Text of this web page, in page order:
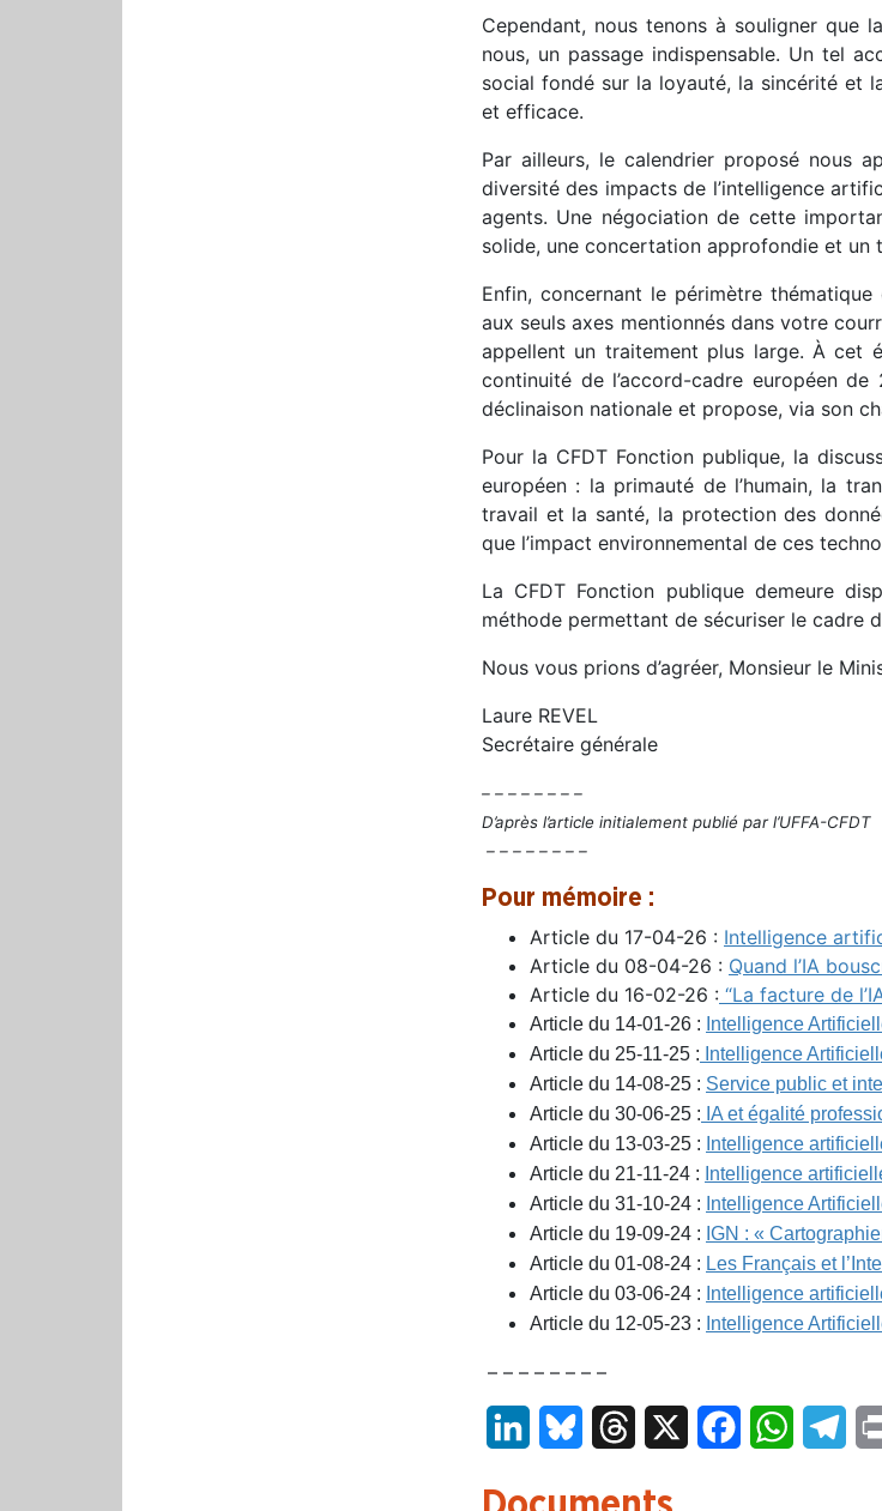
Cependant, nous tenons à souligner que
nous, un passage indispensable. Un tel
social fondé sur la loyauté, la sincérité et
et efficace.
Par ailleurs, le calendrier proposé nous
diversité des impacts de l’intelligence
agents. Une négociation de cette
solide, une concertation approfondie et un
Enfin, concernant le périmètre
aux seuls axes mentionnés dans votre
appellent un traitement plus large. À cet
continuité de l’accord-cadre européen
déclinaison nationale et propose, via son
Pour la CFDT Fonction publique, la
européen : la primauté de l’humain, la
travail et la santé, la protection des
que l’impact environnemental de ces
La CFDT Fonction publique demeure
méthode permettant de sécuriser le cadre
Nous vous prions d’agréer, Monsieur le
Laure REVEL
Secrétaire générale
– – – – – – – –
D’après l’article initialement publié par l’UFFA-CFDT
– – – – – – – –
Pour mémoire :
Article du 17-04-26 : Intelligence
Article du 08-04-26 : Quand l’IA
Article du 16-02-26 : “La facture de
Article du 14-01-26 : Intelligence
Article du 25-11-25 : Intelligence
Article du 14-08-25 : Service public et
Article du 30-06-25 : IA et égalité
Article du 13-03-25 : Intelligence
Article du 21-11-24 : Intelligence
Article du 31-10-24 : Intelligence
Article du 19-09-24 : IGN : «
Article du 01-08-24 : Les Français et
Article du 03-06-24 : Intelligence
Article du 12-05-23 : Intelligence
– – – – – – – –
LinkedInBluesky Threads Facebook